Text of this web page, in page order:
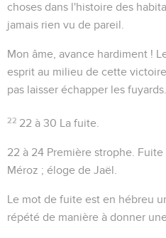
choses dans l'histoire des
jamais rien vu de pareil.
Mon âme, avance hardiment !
esprit au milieu de cette
pas laisser échapper les fuyards.
22 22 à 30 La fuite.
22 à 24 Première strophe.
Méroz ; éloge de Jaël.
Le mot de fuite est en hébreu
répété de manière à donner